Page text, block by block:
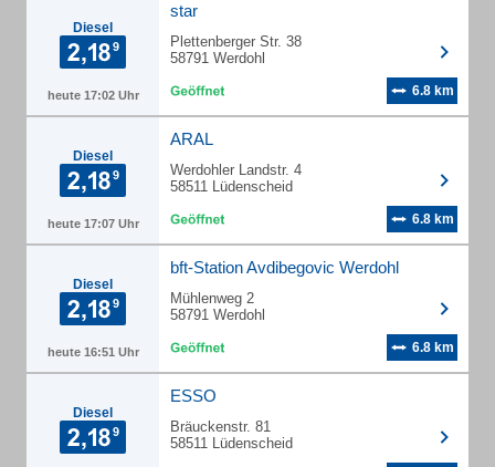
Diesel
heute 17:02 Uhr
star
Plettenberger Str. 38
58791 Werdohl
6.8 km
Diesel
heute 17:07 Uhr
ARAL
Werdohler Landstr. 4
58511 Lüdenscheid
6.8 km
Diesel
heute 16:51 Uhr
bft-Station Avdibegovic Werdohl
Mühlenweg 2
58791 Werdohl
6.8 km
Diesel
ESSO
Bräuckenstr. 81
58511 Lüdenscheid